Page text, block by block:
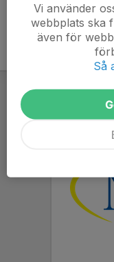
Vi använder
webbplats ska
även för
Så